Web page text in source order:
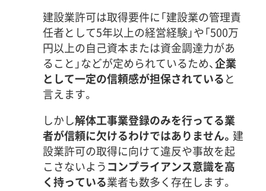
建設業許可は取得要件に「建設業の管理責
任者として5年以上の経営経験」や「500万
円以上の自己資本または資金調達力があ
ること」などが定められているため、企業
として一定の信頼感が担保されていると
言えます。
しかし解体工事業登録のみを行ってる業
者が信頼に欠けるわけではありません。 建
設業許可の取得に向けて違反や事故を起
こさないようコンプライアンス意識を高
く持っている業者も数多く存在します。